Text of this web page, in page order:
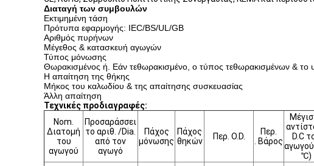
Διαταγή των συμβουλών
Εκτιμημένη τάση
Πρότυπα εφαρμογής: IEC/BS/UL/GB
Αριθμός πυρήνων
Μέγεθος & κατασκευή αγωγών
Τύπος μόνωσης
Θωρακισμένος ή. Εάν τεθωρακισμένο, ο τύπος τεθωρακισμένων & το
Η απαίτηση της θήκης
Μήκος του καλωδίου & της απαίτησης συσκευασίας
Άλλη απαίτηση
Τεχνικές προδιαγραφές:
Nom.
Διατομή
του
αγωγού
Προσαράσσει
το αριθ. /Dia.
από τον
αγωγό
Πάχος
μόνωσης
Πάχος
θηκών
Περ. O.D.
Περ.
. Βάρος
D.C
℃)